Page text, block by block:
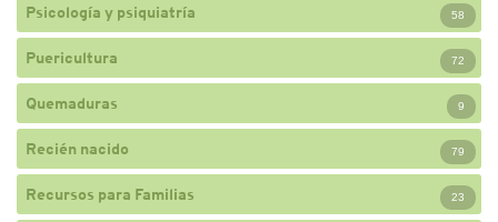
Psicología y psiquiatría 58
Puericultura 72
Quemaduras 9
Recién nacido 79
Recursos para Familias 23